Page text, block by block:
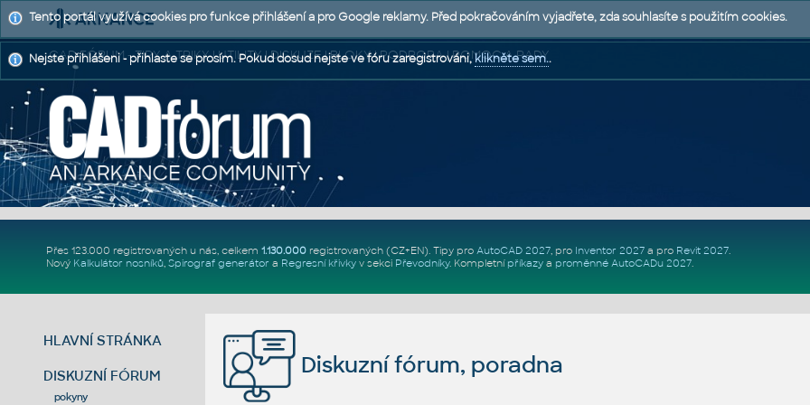
CAD FÓRUM - TIPY A TRIKY | UTILITY | DISKUZE | BLOKY | PODPORA | POMOC A RADY
Přes 123.000 registrovaných u nás, celkem 1.130.000registrovaných (CZ+EN). Tipy pro AutoCAD 2027, pro Inventor 2027a pro Revit 2027.
Nový Kalkulátor nosníků, Spirograf generátor a Regresní křivkyv sekci Převodníky. Kompletní příkazya proměnné AutoCADu 2027.
HLAVNÍ STRÁNKA
DISKUZNÍ FÓRUM
pokyny
Diskuzní fórum, poradna
Tento portál využívá cookies pro funkce přihlášení a pro Google reklamy. Před pokračováním vyjadřete, zda souhlasíte s použitím cookies.
Nejste přihlášeni - přihlaste se prosím. Pokud dosud nejste ve fóru zaregistrováni,klikněte sem..